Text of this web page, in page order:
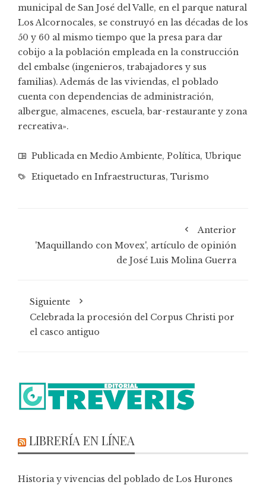
municipal de San José del Valle, en el parque natural
Los Alcornocales, se construyó en las décadas de los
50 y 60 al mismo tiempo que la presa para dar
cobijo a la población empleada en la construcción
del embalse (ingenieros, trabajadores y sus
familias). Además de las viviendas, el poblado
cuenta con dependencias de administración,
albergue, almacenes, escuela, bar-restaurante y zona
recreativa».
Publicada en Medio Ambiente, Política, Ubrique
Etiquetado en Infraestructuras, Turismo
Anterior
'Maquillando con Movex', artículo de opinión
de José Luis Molina Guerra
Siguiente
Celebrada la procesión del Corpus Christi por
el casco antiguo
LIBRERÍA EN LÍNEA
Historia y vivencias del poblado de Los Hurones